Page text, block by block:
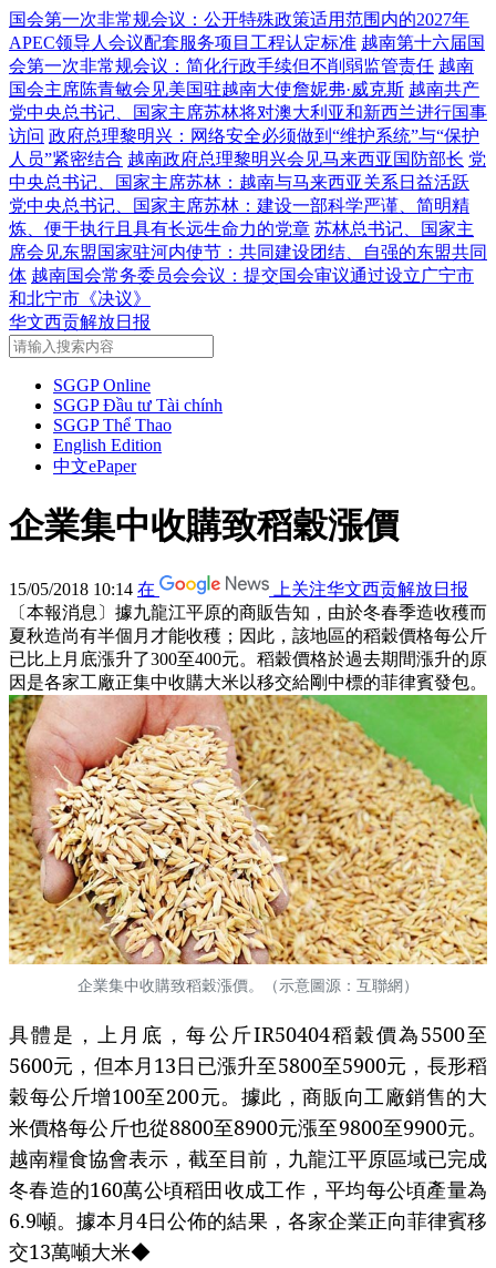
国会第一次非常规会议：公开特殊政策适用范围内的2027年
APEC领导人会议配套服务项目工程认定标准 越南第十六届国
会第一次非常规会议：简化行政手续但不削弱监管责任 越南
国会主席陈青敏会见美国驻越南大使詹妮弗·威克斯 越南共产
党中央总书记、国家主席苏林将对澳大利亚和新西兰进行国事
访问 政府总理黎明兴：网络安全必须做到“维护系统”与“保护
人员”紧密结合 越南政府总理黎明兴会见马来西亚国防部长 党
中央总书记、国家主席苏林：越南与马来西亚关系日益活跃
党中央总书记、国家主席苏林：建设一部科学严谨、简明精
炼、便于执行且具有长远生命力的党章 苏林总书记、国家主
席会见东盟国家驻河内使节：共同建设团结、自强的东盟共同
体 越南国会常务委员会会议：提交国会审议通过设立广宁市
和北宁市《决议》
华文西贡解放日报
SGGP Online
SGGP Đầu tư Tài chính
SGGP Thể Thao
English Edition
中文ePaper
企業集中收購致稻穀漲價
15/05/2018 10:14 在
上关注华文西贡解放日报
〔本報消息〕據九龍江平原的商販告知，由於冬春季造收穫而
夏秋造尚有半個月才能收穫；因此，該地區的稻穀價格每公斤
已比上月底漲升了300至400元。稻穀價格於過去期間漲升的原
因是各家工廠正集中收購大米以移交給剛中標的菲律賓發包。
企業集中收購致稻穀漲價。（示意圖源：互聯網）
具體是，上月底，每公斤IR50404稻穀價為5500至
5600元，但本月13日已漲升至5800至5900元，長形稻
穀每公斤增100至200元。據此，商販向工廠銷售的大
米價格每公斤也從8800至8900元漲至9800至9900元。
越南糧食協會表示，截至目前，九龍江平原區域已完成
冬春造的160萬公頃稻田收成工作，平均每公頃產量為
6.9噸。據本月4日公佈的結果，各家企業正向菲律賓移
交13萬噸大米◆